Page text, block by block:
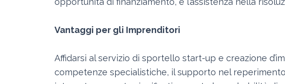
Vantaggi per gli Imprenditori
Affidarsi al servizio di sportello start-up e creazione
competenze specialistiche, il supporto nel